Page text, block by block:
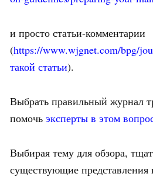
и просто статьи-комментарии
(https://www.wjgnet.com/bpg/
такой статьи).
Выбрать правильный журнал
помочь эксперты в этом
Выбирая тему для обзора,
существующие представления